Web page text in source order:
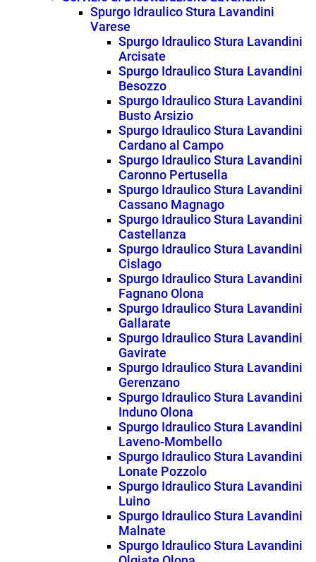
Spurgo Idraulico Stura Lavandini
Varese
Spurgo Idraulico Stura Lavandini
Arcisate
Spurgo Idraulico Stura Lavandini
Besozzo
Spurgo Idraulico Stura Lavandini
Busto Arsizio
Spurgo Idraulico Stura Lavandini
Cardano al Campo
Spurgo Idraulico Stura Lavandini
Caronno Pertusella
Spurgo Idraulico Stura Lavandini
Cassano Magnago
Spurgo Idraulico Stura Lavandini
Castellanza
Spurgo Idraulico Stura Lavandini
Cislago
Spurgo Idraulico Stura Lavandini
Fagnano Olona
Spurgo Idraulico Stura Lavandini
Gallarate
Spurgo Idraulico Stura Lavandini
Gavirate
Spurgo Idraulico Stura Lavandini
Gerenzano
Spurgo Idraulico Stura Lavandini
Induno Olona
Spurgo Idraulico Stura Lavandini
Laveno-Mombello
Spurgo Idraulico Stura Lavandini
Lonate Pozzolo
Spurgo Idraulico Stura Lavandini
Luino
Spurgo Idraulico Stura Lavandini
Malnate
Spurgo Idraulico Stura Lavandini